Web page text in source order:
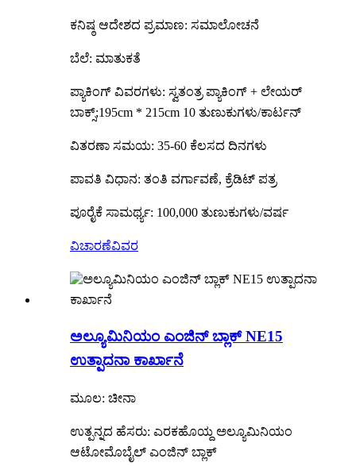
ಕನಿಷ್ಠ ಆದೇಶದ ಪ್ರಮಾಣ: ಸಮಾಲೋಚನೆ
ಬೆಲೆ: ಮಾತುಕತೆ
ಪ್ಯಾಕಿಂಗ್ ವಿವರಗಳು: ಸ್ವತಂತ್ರ ಪ್ಯಾಕಿಂಗ್ + ಲೇಯರ್
ಬಾಕ್ಸ್;195cm * 215cm 10 ತುಣುಕುಗಳು/ಕಾರ್ಟನ್
ವಿತರಣಾ ಸಮಯ: 35-60 ಕೆಲಸದ ದಿನಗಳು
ಪಾವತಿ ವಿಧಾನ: ತಂತಿ ವರ್ಗಾವಣೆ, ಕ್ರೆಡಿಟ್ ಪತ್ರ
ಪೂರೈಕೆ ಸಾಮರ್ಥ್ಯ: 100,000 ತುಣುಕುಗಳು/ವರ್ಷ
ವಿಚಾರಣೆವಿವರ
ಅಲ್ಯೂಮಿನಿಯಂ ಎಂಜಿನ್ ಬ್ಲಾಕ್ NE15
ಉತ್ಪಾದನಾ ಕಾರ್ಖಾನೆ
ಮೂಲ: ಚೀನಾ
ಉತ್ಪನ್ನದ ಹೆಸರು: ಎರಕಹೊಯ್ದ ಅಲ್ಯೂಮಿನಿಯಂ
ಆಟೋಮೊಬೈಲ್ ಎಂಜಿನ್ ಬ್ಲಾಕ್